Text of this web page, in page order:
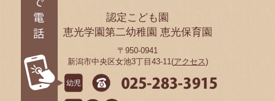
認定こども園
恵光学園第二幼稚園 恵光保育園
〒950-0941
新潟市中央区女池3丁目43-11(アクセス)